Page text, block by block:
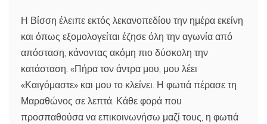
Η Βίσση έλειπε εκτός λεκανοπεδίου την ημέρα εκείνη
και όπως εξομολογείται έζησε όλη την αγωνία από
απόσταση, κάνοντας ακόμη πιο δύσκολη την
κατάσταση. «Πήρα τον άντρα μου, μου λέει
«Καιγόμαστε» και μου το κλείνει. Η φωτιά πέρασε τη
Μαραθώνος σε λεπτά. Κάθε φορά που
προσπαθούσα να επικοινωνήσω μαζί τους, η φωτιά